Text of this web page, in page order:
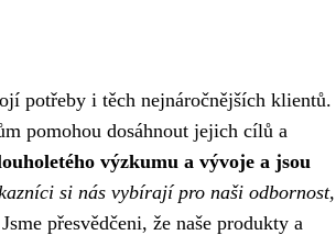
potřeby i těch nejnáročnějších klientů.
pomohou dosáhnout jejich cílů a
výzkumu a vývoje a jsou
si nás vybírají pro naši odbornost,
Jsme přesvědčeni, že naše produkty a